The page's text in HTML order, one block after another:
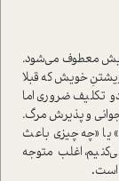
معطوف می‌شود.
خویش که قبلا
تکلیف ضروری اما
جوانی و پذیرش مرگ.
یا «چه چیزی باعث
اغلب متوجه
است.